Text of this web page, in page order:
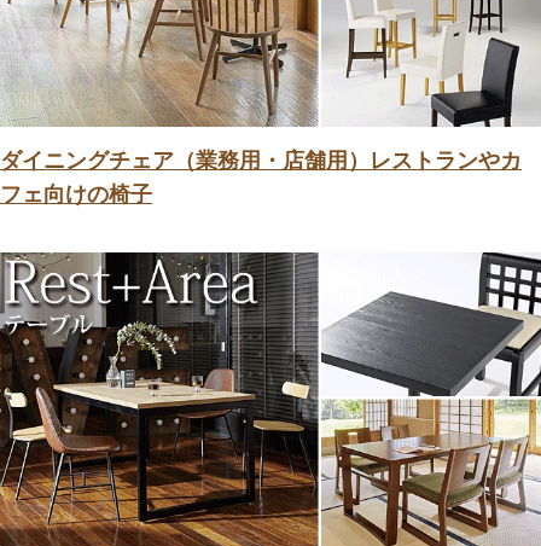
ダイニングチェア（業務用・店舗用）レストランやカ
フェ向けの椅子